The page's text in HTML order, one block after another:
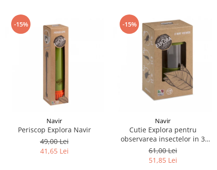
-15%
Navir
Periscop Explora Navir
49,00 Lei
41,65 Lei
-15%
Navir
Cutie Explora pentru
observarea insectelor in 3
directii, Navir
61,00 Lei
51,85 Lei